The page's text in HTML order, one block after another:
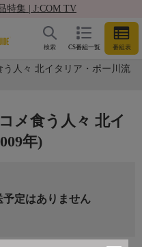
特集 | J:COM TV
CS番組一覧 番組表
検索
人々 北イタリア・ポー川流
メ食う人々 北イ
年)
予定はありません